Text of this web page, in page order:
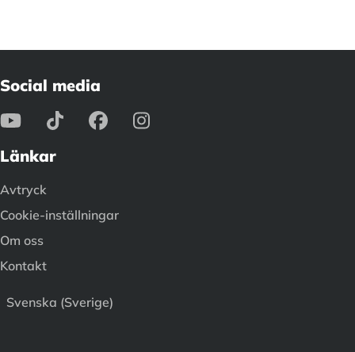
Social media
Länkar
Avtryck
Cookie-inställningar
Om oss
Kontakt
Svenska (Sverige)